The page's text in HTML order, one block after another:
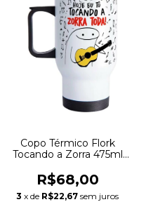
Copo Térmico Flork
Tocando a Zorra 475ml
R$68,00
3 x de R$22,67 sem juros